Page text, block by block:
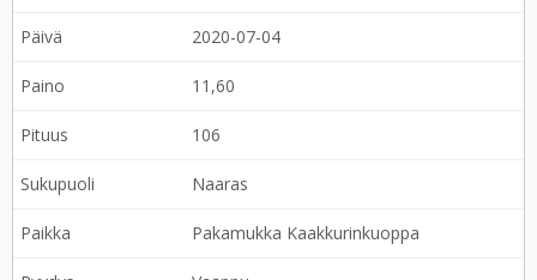
2020-07-04
11,60
106
Naaras
Pakamukka Kaakkurinkuoppa